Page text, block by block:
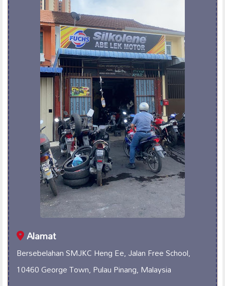
Alamat
Bersebelahan SMJKC Heng Ee, Jalan Free School,
10460 George Town, Pulau Pinang, Malaysia